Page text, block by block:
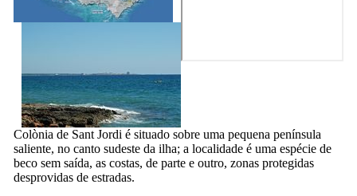
Colònia de Sant Jordi é situado sobre uma pequena península
saliente, no canto sudeste da ilha; a localidade é uma espécie de
beco sem saída, as costas, de parte e outro, zonas protegidas
desprovidas de estradas.